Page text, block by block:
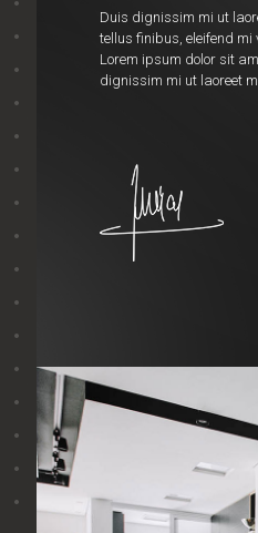
Duis dignissim mi ut
tellus finibus, eleifend mi
Lorem ipsum dolor sit
dignissim mi ut laoreet